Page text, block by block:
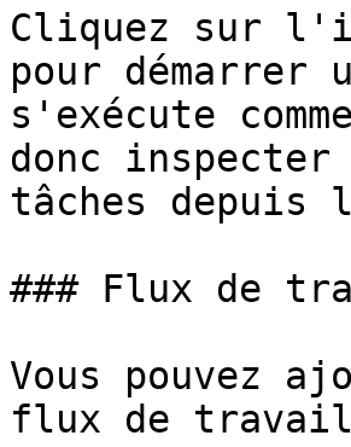
Cliquez sur
pour
s'exécute
donc
tâches depuis
### Flux de
Vous pouvez
flux de travail.